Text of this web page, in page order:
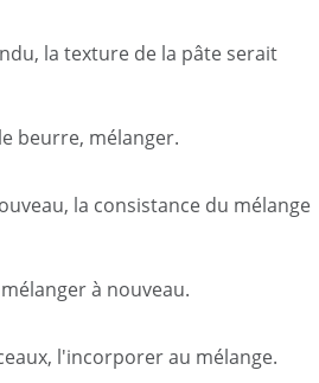
la texture de la pâte serait
beurre, mélanger.
la consistance du mélange
à nouveau.
l'incorporer au mélange.